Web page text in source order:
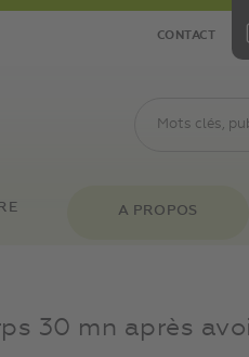
CONTACT
A PROPOS
30 mn après